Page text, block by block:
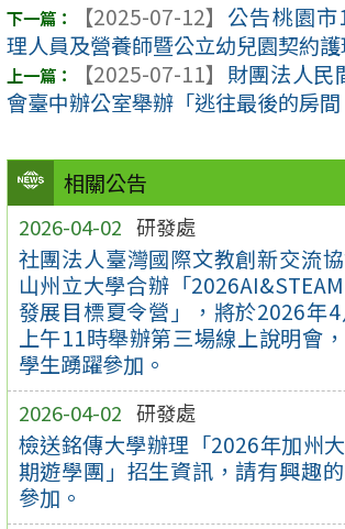
相關公告
2026-04-02 研發處
社團法人臺灣國際文教創新交流
山州立大學合辦「
發展目標夏令營」，將於2026年4
上午11時舉辦第三場線上說明會
學生踴躍參加。
2026-04-02 研發處
檢送銘傳大學辦理「2026年加州
期遊學團」招生資訊，請有興趣
參加。
【2025-07-12】 公告桃園
理人員及營養師暨公立幼兒園契約護
【2025-07-11】 財團法人民
會臺中辦公室舉辦「逃往最後的房間